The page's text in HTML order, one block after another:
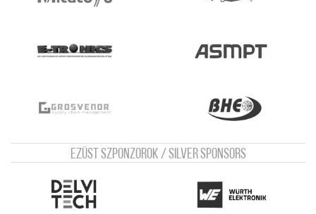
Ezüst szponzorok / Silver sponsors